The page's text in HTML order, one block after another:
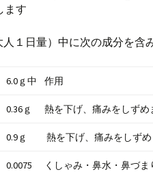
ます
人１日量）中に次の成分を含
6.0ｇ中 作用
0.36ｇ 熱を下げ、痛みをしずめ
0.9ｇ 熱を下げ、痛みをしず
0.0075
くしゃみ・鼻水・鼻づ